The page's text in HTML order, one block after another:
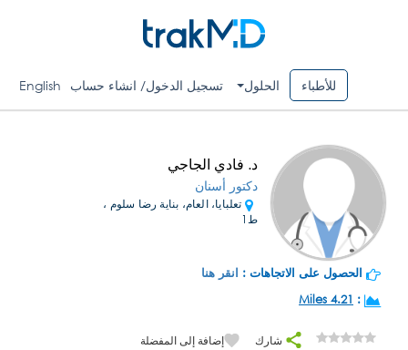
للأطباء الحلول تسجيل الدخول/ انشاء حساب English
د. فادي الجاجي
دكتور أسنان
تعلبايا، العام، بناية رضا سلوم ،
ط1
الحصول على الاتجاهات : انقر هنا
:
4.21 Miles
شارك إضافة إلى المفضلة